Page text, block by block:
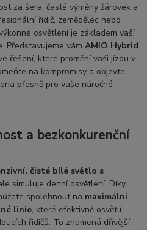
za šera, časté výměny žárovek a
řidič, zemědělec nebo
osvětlení je základem vaší
Představujeme vámAMIO Hybrid
řešení, které promění vaši jízdu v
na kompromisy a objevte
přesně pro vaše náročné
a bezkonkurenční
čisté bílé světlo s
simuluje denní osvětlení. Díky
spolehnout na maximální
linie, které efektivně osvětlí
řidičů. To znamená dřívější